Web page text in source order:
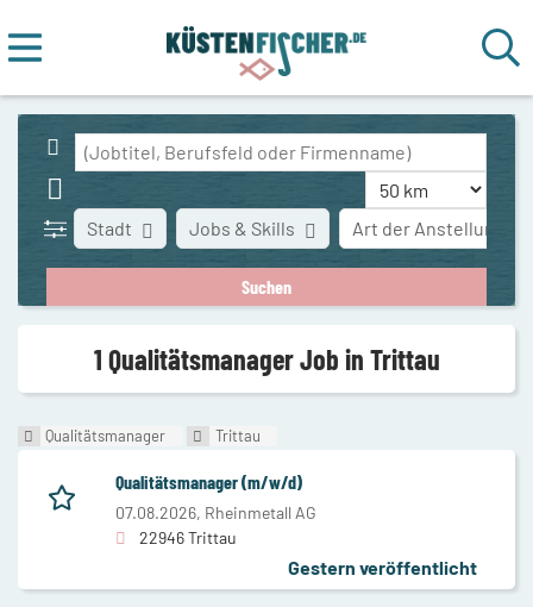
Stadt Art der Anstellung
Jobs & Skills
1 Qualitätsmanager Job in Trittau
Qualitätsmanager Trittau
Qualitätsmanager (m/w/d)
07.08.2026, Rheinmetall AG
22946 Trittau
Gestern veröffentlicht